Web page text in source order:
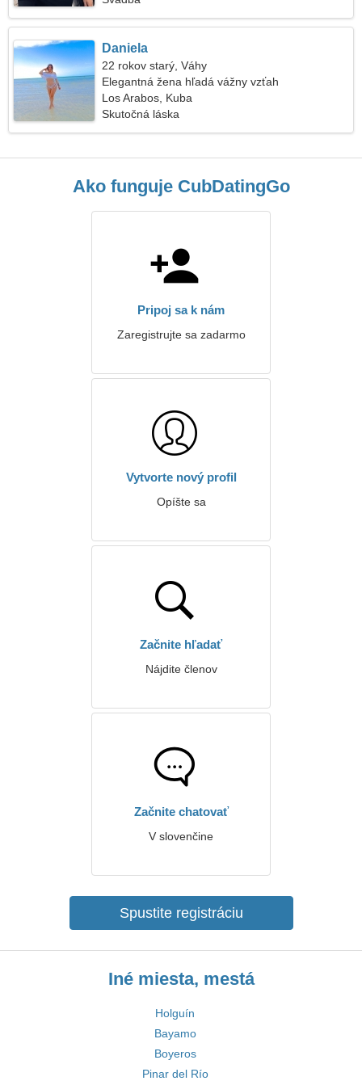
Daniela
22 rokov starý, Váhy
Elegantná žena hľadá vážny vzťah
Los Arabos, Kuba
Skutočná láska
Ako funguje CubDatingGo
Pripoj sa k nám
Zaregistrujte sa zadarmo
Vytvorte nový profil
Opíšte sa
Začnite hľadať
Nájdite členov
Začnite chatovať
V slovenčine
Spustite registráciu
Iné miesta, mestá
Holguín
Bayamo
Boyeros
Pinar del Río